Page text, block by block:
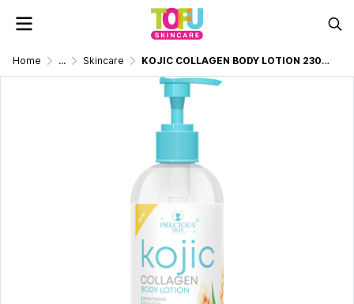
Home ... Skincare KOJIC COLLAGEN BODY LOTION 230ML